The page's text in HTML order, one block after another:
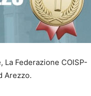
Federazione COISP-
Arezzo.